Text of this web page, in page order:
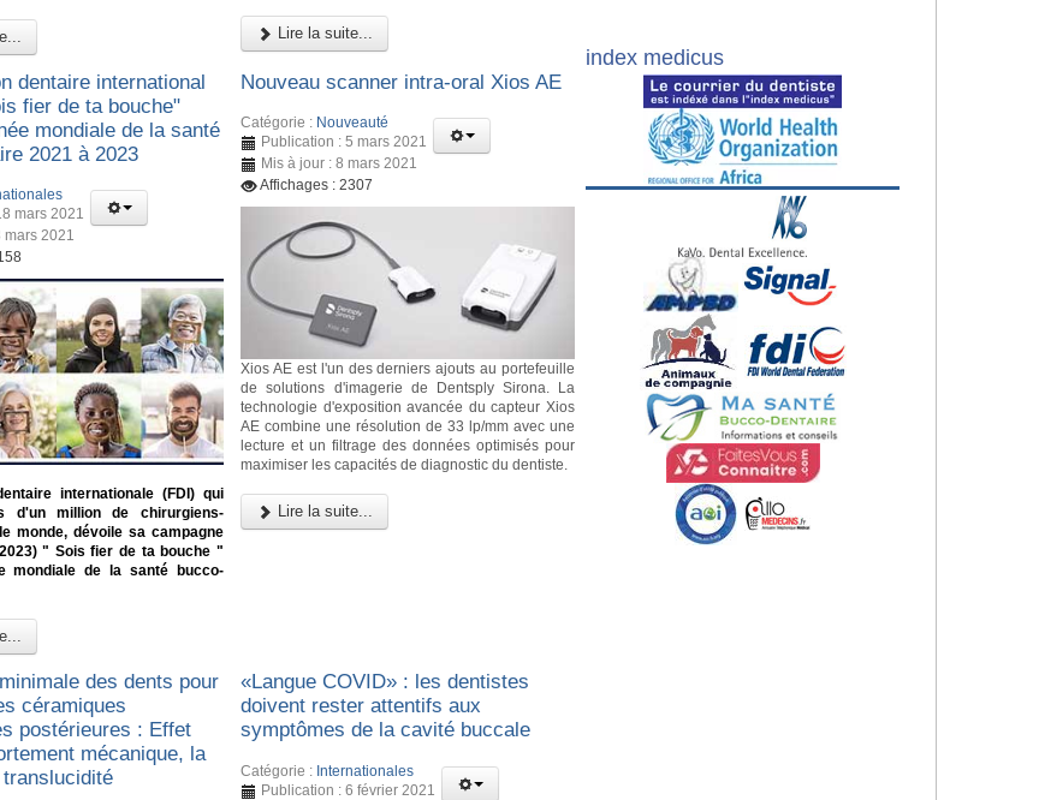
Lire la suite...
dentaire international
fier de ta bouche"
mondiale de la santé
2021 à 2023
mars 2021
mars 2021
internationale (FDI) qui
d'un million de chirurgiens-
monde, dévoile sa campagne
" Sois fier de ta bouche "
mondiale de la santé bucco-
Nouveau scanner intra-oral Xios AE
Catégorie : Nouveauté
Publication : 5 mars 2021
Mis à jour : 8 mars 2021
Affichages : 2307
Xios AE est l'un des derniers ajouts au portefeuille
de solutions d'imagerie de Dentsply Sirona. La
technologie d'exposition avancée du capteur Xios
AE combine une résolution de 33 lp/mm avec une
lecture et un filtrage des données optimisés pour
maximiser les capacités de diagnostic du dentiste.
Lire la suite...
des dents pour
céramiques
postérieures : Effet
mécanique, la
«Langue COVID» : les dentistes
doivent rester attentifs aux
symptômes de la cavité buccale
Catégorie : Internationales
Publication : 6 février 2021
index medicus